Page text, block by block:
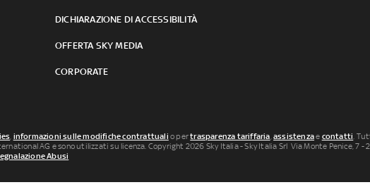
DICHIARAZIONE DI ACCESSIBILITÀ
OFFERTA SKY MEDIA
CORPORATE
, informazioni sulle modifiche contrattuali o pertrasparenza tariffaria,assistenzae contatti.
AG e sono utilizzati su licenza. Copyright 2026 Sky Italia - Sky Italia Srl Via Monte Penice, 7 -
Abusi